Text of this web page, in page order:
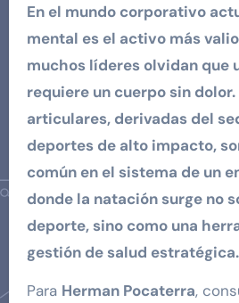
En el mundo corporativo actual, la agudeza
mental es el activo más
muchos líderes olvidan que
requiere un cuerpo sin
articulares, derivadas del
deportes de alto impacto,
común en el sistema de un
donde la natación surge no
deporte, sino como una
gestión de salud estratégica.
Para Herman Pocaterra,